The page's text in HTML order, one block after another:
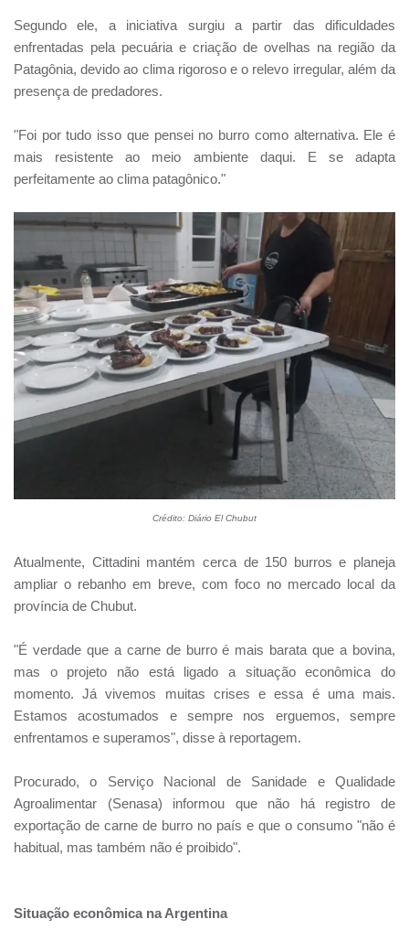
Segundo ele, a iniciativa surgiu a partir das dificuldades
enfrentadas pela pecuária e criação de ovelhas na região da
Patagônia, devido ao clima rigoroso e o relevo irregular, além da
presença de predadores.
"Foi por tudo isso que pensei no burro como alternativa. Ele é
mais resistente ao meio ambiente daqui. E se adapta
perfeitamente ao clima patagônico."
Crédito: Diário El Chubut
Atualmente, Cittadini mantém cerca de 150 burros e planeja
ampliar o rebanho em breve, com foco no mercado local da
província de Chubut.
"É verdade que a carne de burro é mais barata que a bovina,
mas o projeto não está ligado a situação econômica do
momento. Já vivemos muitas crises e essa é uma mais.
Estamos acostumados e sempre nos erguemos, sempre
enfrentamos e superamos", disse à reportagem.
Procurado, o Serviço Nacional de Sanidade e Qualidade
Agroalimentar (Senasa) informou que não há registro de
exportação de carne de burro no país e que o consumo "não é
habitual, mas também não é proibido".
Situação econômica na Argentina